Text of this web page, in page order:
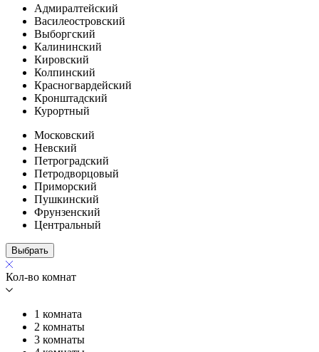
Адмиралтейский
Василеостровский
Выборгский
Калининский
Кировский
Колпинский
Красногвардейский
Кронштадский
Курортный
Московский
Невский
Петроградский
Петродворцовый
Приморский
Пушкинский
Фрунзенский
Центральный
Выбрать
Кол-во комнат
1 комната
2 комнаты
3 комнаты